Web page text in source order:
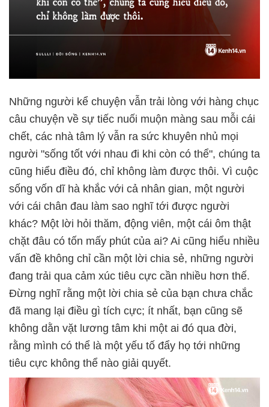
Những người kể chuyện vẫn trải lòng với hàng chục
câu chuyện về sự tiếc nuối muộn màng sau mỗi cái
chết, các nhà tâm lý vẫn ra sức khuyên nhủ mọi
người "sống tốt với nhau đi khi còn có thể", chúng ta
cũng hiểu điều đó, chỉ không làm được thôi. Vì cuộc
sống vốn dĩ hà khắc với cả nhân gian, một người
với cái chân đau làm sao nghĩ tới được người
khác? Một lời hỏi thăm, động viên, một cái ôm thật
chặt đâu có tốn mấy phút của ai? Ai cũng hiểu nhiều
vấn đề không chỉ cần một lời chia sẻ, những người
đang trải qua cảm xúc tiêu cực cần nhiều hơn thế.
Đừng nghĩ rằng một lời chia sẻ của bạn chưa chắc
đã mang lại điều gì tích cực; ít nhất, bạn cũng sẽ
không dằn vặt lương tâm khi một ai đó qua đời,
rằng mình có thể là một yếu tố đẩy họ tới những
tiêu cực không thể nào giải quyết.